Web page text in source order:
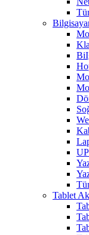
Tablet